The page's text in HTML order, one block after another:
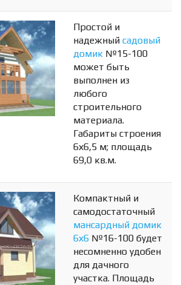
Простой и
надежный садовый
домик №15-100
может быть
выполнен из
любого
строительного
материала.
Габариты строения
6х6,5 м; площадь
69,0 кв.м.
Компактный и
самодостаточный
мансардный домик
6х6 №16-100 будет
несомненно удобен
для дачного
участка. Площадь